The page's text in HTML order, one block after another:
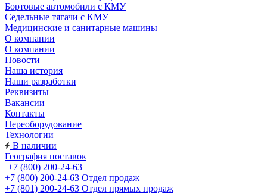
Бортовые автомобили с КМУ
Седельные тягачи с КМУ
Медицинские и санитарные машины
О компании
О компании
Новости
Наша история
Наши разработки
Реквизиты
Вакансии
Контакты
Переоборудование
Технологии
В наличии
География поставок
+7 (800) 200-24-63
+7 (800) 200-24-63 Отдел продаж
+7 (801) 200-24-63 Отдел прямых продаж